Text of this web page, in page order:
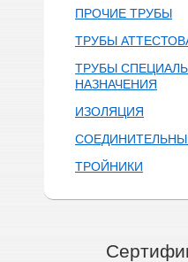
ПРОЧИЕ ТРУБЫ
ТРУБЫ
ТРУБЫ
НАЗНАЧЕНИЯ
ИЗОЛЯЦИЯ
ТРОЙНИКИ